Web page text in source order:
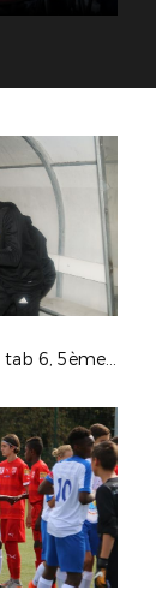
Consolat - Fréjus SR (3-3, 7 tab 6, 5ème tour de Coupe de France)